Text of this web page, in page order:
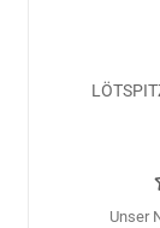
Unser